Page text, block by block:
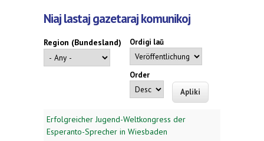
Niaj lastaj gazetaraj komunikoj
Region (Bundesland) Ordigi laŭ
Order
Erfolgreicher Jugend-Weltkongress der
Esperanto-Sprecher in Wiesbaden